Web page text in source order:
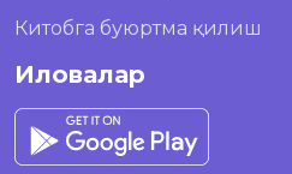
Китобга буюртма қилиш
Иловалар